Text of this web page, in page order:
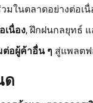
มในตลาดอย่างต่อเ
นื่อง, ฝึกฝนกลยุทธ์ แ
อผู้ค้าอื่น ๆ สู่แพลตฟ
ด